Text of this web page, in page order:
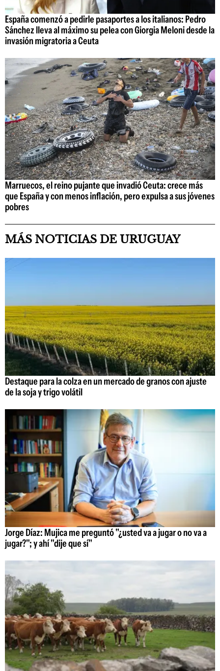
España comenzó a pedirle pasaportes a los italianos: Pedro
Sánchez lleva al máximo su pelea con Giorgia Meloni desde la
invasión migratoria a Ceuta
Marruecos, el reino pujante que invadió Ceuta: crece más
que España y con menos inflación, pero expulsa a sus jóvenes
pobres
MÁS NOTICIAS DE URUGUAY
Destaque para la colza en un mercado de granos con ajuste
de la soja y trigo volátil
Jorge Díaz: Mujica me preguntó "¿usted va a jugar o no va a
jugar?"; y ahí "dije que sí"